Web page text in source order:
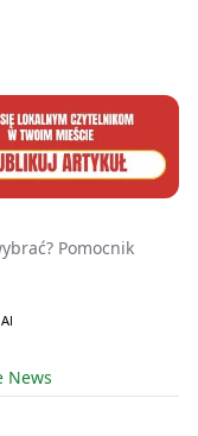
Pomocnik
News